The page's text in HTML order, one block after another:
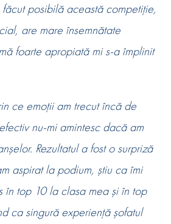
posibilă această competiție,
are mare însemnătate
foarte apropiată mi s-a împlinit
ce emoții am trecut încă de
nu-mi amintesc dacă am
Rezultatul a fost o surpriză
aspirat la podium, știu ca îmi
în top 10 la clasa mea și în top
ca singură experiență șofatul